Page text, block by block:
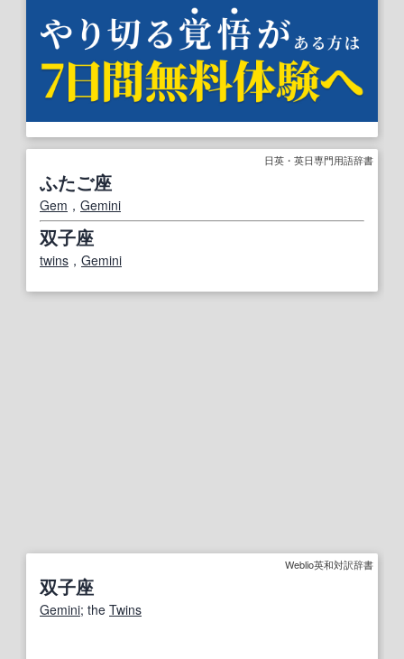
日英・英日専門用語辞書
ふたご座
Gem ， Gemini
双子座
twins ， Gemini
Weblio英和対訳辞書
双子座
Gemini; the Twins